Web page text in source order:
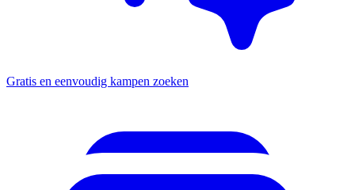
Gratis en eenvoudig kampen zoeken